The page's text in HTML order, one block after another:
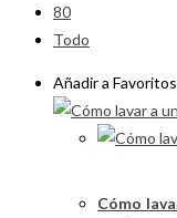
80
Todo
Añadir a Favoritos
Cómo